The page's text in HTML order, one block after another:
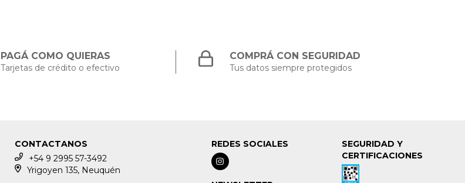
PAGÁ COMO QUIERAS
Tarjetas de crédito o efectivo
COMPRÁ CON SEGURIDAD
Tus datos siempre protegidos
CONTACTANOS
+54 9 2995 57-3492
Yrigoyen 135, Neuquén
REDES SOCIALES
SEGURIDAD Y
CERTIFICACIONES